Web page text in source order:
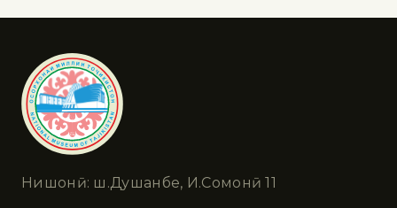
Нишонӣ: ш.Душанбе, И.Сомонӣ 11